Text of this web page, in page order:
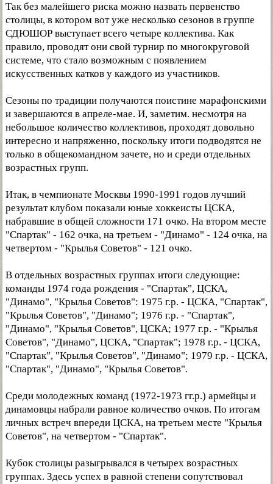
Так без малейшего риска можно назвать первенство
столицы, в котором вот уже несколько сезонов в группе
СДЮШОР выступает всего четыре коллектива. Как
правило, проводят они свой турнир по многокруговой
системе, что стало возможным с появлением
искусственных катков у каждого из участников.
Сезоны по традиции получаются поистине марафонскими
и завершаются в апреле-мае. И, заметим. несмотря на
небольшое количество коллективов, проходят довольно
интересно и напряженно, поскольку итоги подводятся не
только в общекомандном зачете, но и среди отдельных
возрастных групп.
Итак, в чемпионате Москвы 1990-1991 годов лучший
результат клубом показали юные хоккеисты ЦСКА,
набравшие в общей сложности 171 очко. На втором месте
"Спартак" - 162 очка, на третьем - "Динамо" - 124 очка, на
четвертом - "Крылья Советов" - 121 очко.
В отдельных возрастных группах итоги следующие:
команды 1974 года рождения - "Спартак", ЦСКА,
"Динамо", "Крылья Советов": 1975 г.р. - ЦСКА, "Спартак",
"Крылья Советов", "Динамо"; 1976 г.р. - "Спартак",
"Динамо", "Крылья Советов", ЦСКА; 1977 г.р. - "Крылья
Советов", "Динамо", ЦСКА, "Спартак"; 1978 г.р. - ЦСКА,
"Спартак", "Крылья Советов", "Динамо"; 1979 г.р. - ЦСКА,
"Спартак", "Динамо", "Крылья Советов".
Среди молодежных команд (1972-1973 гг.р.) армейцы и
динамовцы набрали равное количество очков. По итогам
личных встреч впереди ЦСКА, на третьем месте "Крылья
Советов", на четвертом - "Спартак".
Кубок столицы разыгрывался в четырех возрастных
группах. Здесь успех в равной степени сопутствовал